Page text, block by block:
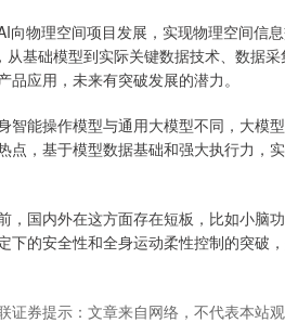
物理空间项目发展，实现物理空间信
基础模型到实际关键数据技术、数据
应用，未来有突破发展的潜力。
能操作模型与通用大模型不同，大模
点，基于模型数据基础和强大执行力，
国内外在这方面存在短板，比如小脑
下的安全性和全身运动柔性控制的突破
证券提示：文章来自网络，不代表本站观